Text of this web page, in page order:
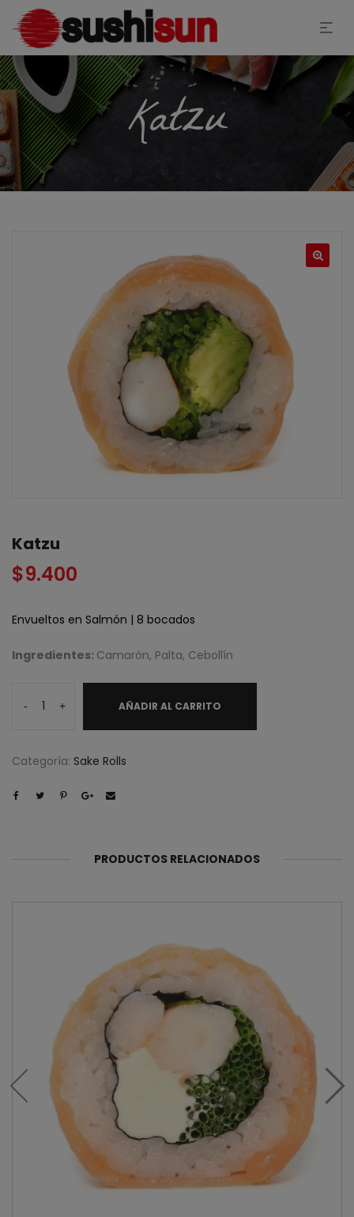
Katzu
Katzu
$9.400
Envueltos en Salmón | 8 bocados
Ingredientes: Camarón, Palta, Cebollín
-
cantidad+ AÑADIR AL CARRITO
Categoría: Sake Rolls
PRODUCTOS RELACIONADOS